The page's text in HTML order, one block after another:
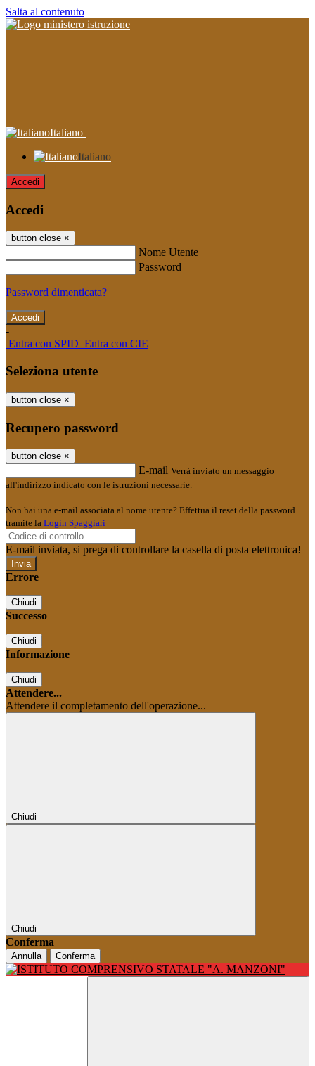
Salta al contenuto
Italiano
Italiano
Accedi
Accedi
button close ×
Nome Utente
Password
Password dimenticata?
-
Entra con SPID Entra con CIE
Seleziona utente
button close ×
Recupero password
button close ×
E-mail Verrà inviato un messaggio
all'indirizzo indicato con le istruzioni necessarie.
Non hai una e-mail associata al nome utente? Effettua il reset della password
tramite la Login Spaggiari
E-mail inviata, si prega di controllare la casella di posta elettronica!
Errore
Chiudi
Successo
Chiudi
Informazione
Chiudi
Attendere...
Attendere il completamento dell'operazione...
Chiudi
Chiudi
Conferma
Annulla Conferma